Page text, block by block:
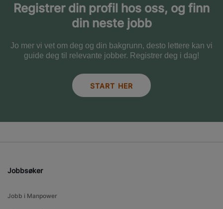
Registrer din profil hos oss, og finn
din neste jobb
Jo mer vi vet om deg og din bakgrunn, desto lettere kan vi
guide deg til relevante jobber. Registrer deg i dag!
START HER
Jobbsøker
Jobb i Manpower